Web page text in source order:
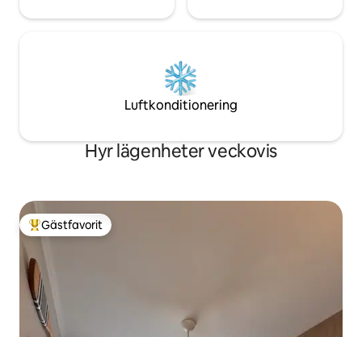
Luftkonditionering
Hyr lägenheter veckovis
Populär gästfavorit
Gästfavorit